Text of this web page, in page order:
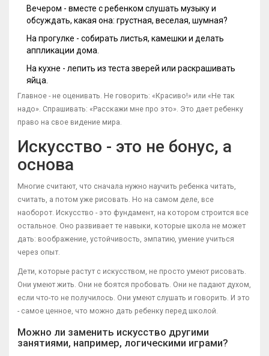
Вечером - вместе с ребенком слушать музыку и
обсуждать, какая она: грустная, веселая, шумная?
На прогулке - собирать листья, камешки и делать
аппликации дома.
На кухне - лепить из теста зверей или раскрашивать
яйца.
Главное - не оценивать. Не говорить: «Красиво!» или «Не так
надо». Спрашивать: «Расскажи мне про это». Это дает ребенку
право на свое видение мира.
Искусство - это не бонус, а
основа
Многие считают, что сначала нужно научить ребенка читать,
считать, а потом уже рисовать. Но на самом деле, все
наоборот. Искусство - это фундамент, на котором строится все
остальное. Оно развивает те навыки, которые школа не может
дать: воображение, устойчивость, эмпатию, умение учиться
через опыт.
Дети, которые растут с искусством, не просто умеют рисовать.
Они умеют жить. Они не боятся пробовать. Они не падают духом,
если что-то не получилось. Они умеют слушать и говорить. И это
- самое ценное, что можно дать ребенку перед школой.
Можно ли заменить искусство другими
занятиями, например, логическими играми?